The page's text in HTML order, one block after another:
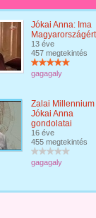
Jókai Anna: Ima
Magyarországért
13 éve
457 megtekintés
gagagaly
Zalai Millennium
Jókai Anna
gondolatai
16 éve
455 megtekintés
gagagaly